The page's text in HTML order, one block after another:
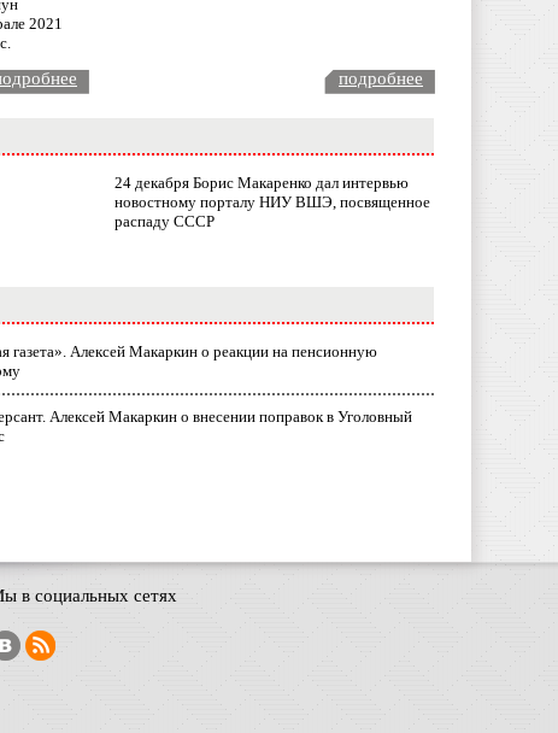
2021
подробнее
24 декабря Борис Макаренко дал интервью
новостному порталу НИУ ВШЭ, посвященное
распаду СССР
газета». Алексей Макаркин о реакции на пенсионную
Алексей Макаркин о внесении поправок в Уголовный
в социальных сетях